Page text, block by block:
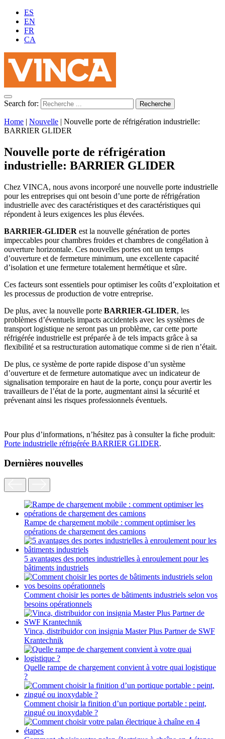
ES
EN
FR
CA
Search for:
Home | Nouvelle | Nouvelle porte de réfrigération industrielle:
BARRIER GLIDER
Nouvelle porte de réfrigération
industrielle: BARRIER GLIDER
Chez VINCA, nous avons incorporé une nouvelle porte industrielle
pour les entreprises qui ont besoin d’une porte de réfrigération
industrielle avec des caractéristiques et des caractéristiques qui
répondent à leurs exigences les plus élevées.
BARRIER-GLIDER est la nouvelle génération de portes
impeccables pour chambres froides et chambres de congélation à
ouverture horizontale. Ces nouvelles portes ont un temps
d’ouverture et de fermeture minimum, une excellente capacité
d’isolation et une fermeture totalement hermétique et sûre.
Ces facteurs sont essentiels pour optimiser les coûts d’exploitation et
les processus de production de votre entreprise.
De plus, avec la nouvelle porte BARRIER-GLIDER, les
problèmes d’éventuels impacts accidentels avec les systèmes de
transport logistique ne seront pas un problème, car cette porte
réfrigérée industrielle est préparée à de tels impacts grâce à sa
flexibilité et sa restructuration automatique comme si de rien n’était.
De plus, ce système de porte rapide dispose d’un système
d’ouverture et de fermeture automatique avec un indicateur de
signalisation temporaire en haut de la porte, conçu pour avertir les
travailleurs de l’état de la porte, augmentant ainsi la sécurité et
prévenant ainsi les risques professionnels éventuels.
Pour plus d’informations, n’hésitez pas à consulter la fiche produit:
Porte industrielle réfrigérée BARRIER GLIDER.
Dernières nouvelles
Rampe de chargement mobile : comment optimiser les
opérations de chargement des camions
5 avantages des portes industrielles à enroulement pour les
bâtiments industriels
Comment choisir les portes de bâtiments industriels selon vos
besoins opérationnels
Vinca, distribuidor con insignia Master Plus Partner de SWF
Krantechnik
Quelle rampe de chargement convient à votre quai logistique
?
Comment choisir la finition d’un portique portable : peint,
zingué ou inoxydable ?